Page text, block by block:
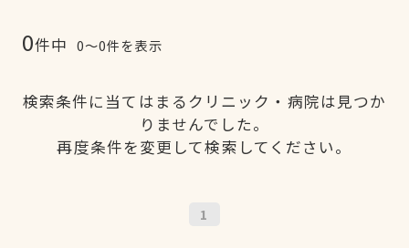
0件中 0〜0件を表示
検索条件に当てはまるクリニック・病院は見つか
りませんでした。
再度条件を変更して検索してください。
1